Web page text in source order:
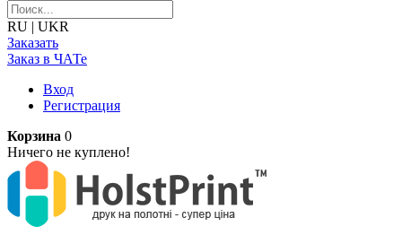
RU | UKR
Заказать
Заказ в ЧАТе
Вход
Регистрация
Корзина 0
Ничего не куплено!